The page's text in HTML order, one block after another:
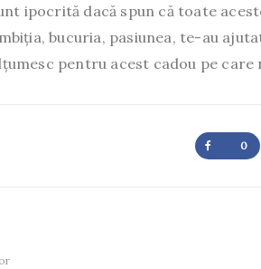
ipocrită dacă spun că toate
bucuria, pasiunea, te-au
pentru acest cadou pe
0